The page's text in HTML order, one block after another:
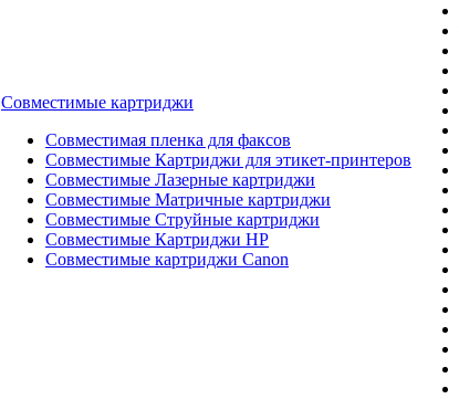
Совместимые картриджи
Совместимая пленка для факсов
Совместимые Картриджи для этикет-принтеров
Совместимые Лазерные картриджи
Совместимые Матричные картриджи
Совместимые Струйные картриджи
Совместимые Картриджи HP
Совместимые картриджи Canon